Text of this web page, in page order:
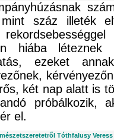
száz illeték
hiába
ezeket
két nap alatt is
próbálkozik,
el.
Tóthfalusy